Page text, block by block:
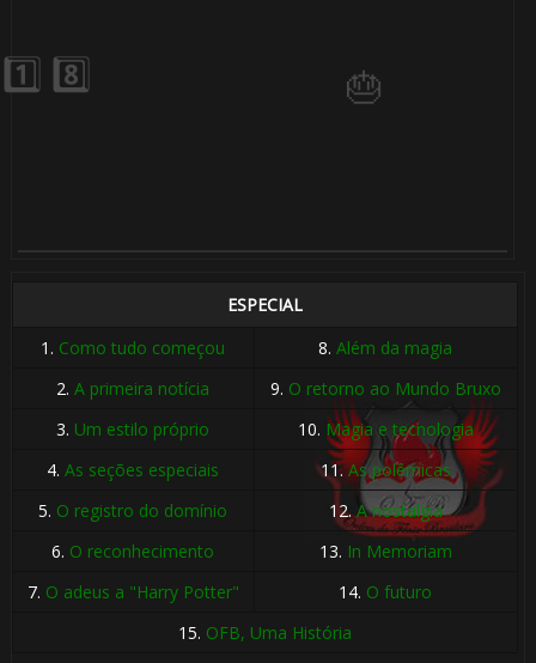
ESPECIAL
1. Como tudo começou 8.Além da magia
2.A primeira notícia 9. O retorno ao Mundo Bruxo
3. Um estilo próprio 10. Magia e tecnologia
4.As seções especiais 11.As polêmicas
5. O registro do domínio 12.A nostalgia
6. O reconhecimento 13. In Memoriam
7. O adeus a "Harry Potter" 14. O futuro
15. OFB, Uma História